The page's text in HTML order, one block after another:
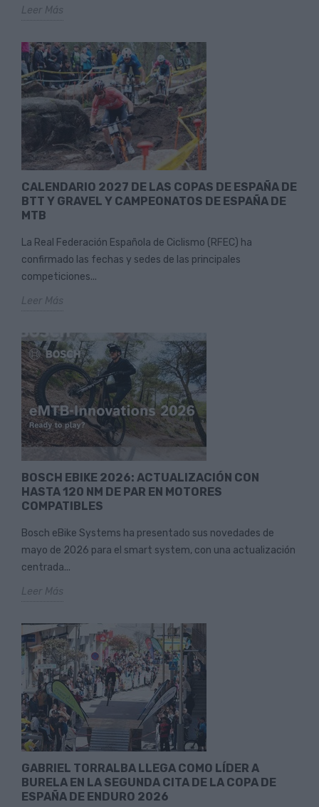
Leer Más
CALENDARIO 2027 DE LAS COPAS DE ESPAÑA DE
BTT Y GRAVEL Y CAMPEONATOS DE ESPAÑA DE
MTB
La Real Federación Española de Ciclismo (RFEC) ha
confirmado las fechas y sedes de las principales
competiciones...
Leer Más
BOSCH EBIKE 2026: ACTUALIZACIÓN CON
HASTA 120 NM DE PAR EN MOTORES
COMPATIBLES
Bosch eBike Systems ha presentado sus novedades de
mayo de 2026 para el smart system, con una actualización
centrada...
Leer Más
GABRIEL TORRALBA LLEGA COMO LÍDER A
BURELA EN LA SEGUNDA CITA DE LA COPA DE
ESPAÑA DE ENDURO 2026